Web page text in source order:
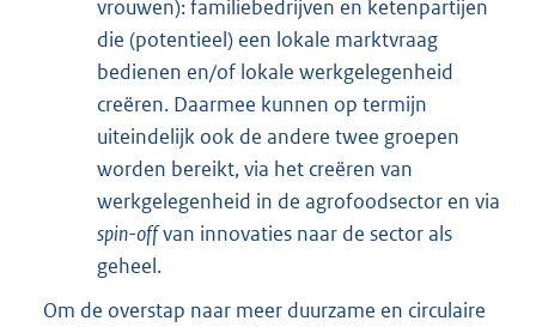
vrouwen): familiebedrijven en ketenpartijen
die (potentieel) een lokale marktvraag
bedienen en/of lokale werkgelegenheid
creëren. Daarmee kunnen op termijn
uiteindelijk ook de andere twee groepen
worden bereikt, via het creëren van
werkgelegenheid in de agrofoodsector en via
spin-offvan innovaties naar de sector als
geheel.
Om de overstap naar meer duurzame en circulaire